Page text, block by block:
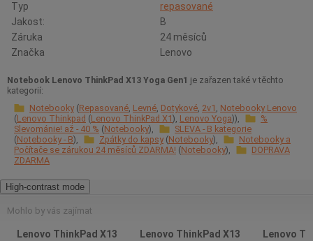
Typ
repasované
Jakost:
B
Záruka
24 měsíců
Značka
Lenovo
Notebook Lenovo ThinkPad X13 Yoga Gen1 je zařazen také v těchto
kategorií:
Notebooky Repasované Levné Dotykové 2v1 Notebooky Lenovo
Lenovo Thinkpad
Lenovo ThinkPad X1 Lenovo Yoga
%
Slevománie! až - 40 % Notebooky
SLEVA - B kategorie
Notebooky - B
Zpátky do kapsy Notebooky
Notebooky a
Počítače se zárukou 24 měsíců ZDARMA! Notebooky
DOPRAVA
ZDARMA
High-contrast mode
Mohlo by vás zajímat
Lenovo ThinkPad X13
Lenovo ThinkPad X13
Lenovo